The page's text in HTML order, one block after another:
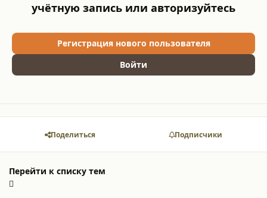
учётную запись или авторизуйтесь
Регистрация нового пользователя
Войти
Поделиться Подписчики
Перейти к списку тем